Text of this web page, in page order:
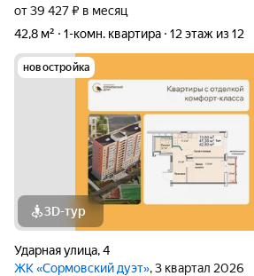
от 39 427 ₽ в месяц
42,8 м²
1-комн. квартира 12 этаж из 12
новостройка
3D-тур
Ударная улица,4
ЖК «Сормовский дуэт», 3 квартал 2026